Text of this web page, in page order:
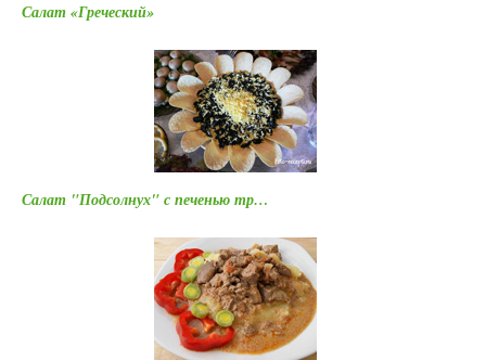
Салат «Греческий»
Салат "Подсолнух" с печенью тр…